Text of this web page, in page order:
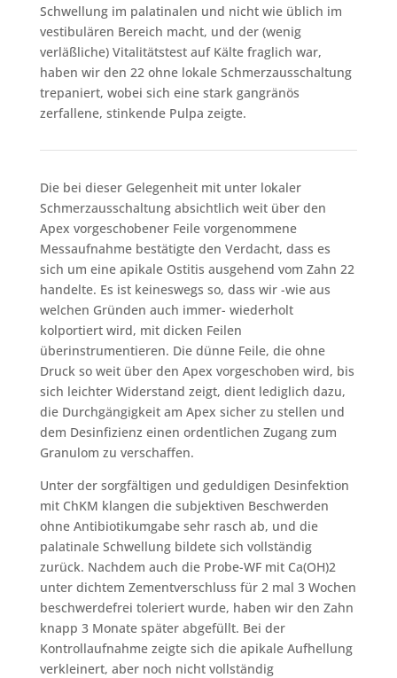
Schwellung im palatinalen und nicht wie üblich im
vestibulären Bereich macht, und der (wenig
verläßliche) Vitalitätstest auf Kälte fraglich war,
haben wir den 22 ohne lokale Schmerzausschaltung
trepaniert, wobei sich eine stark gangränös
zerfallene, stinkende Pulpa zeigte.
Die bei dieser Gelegenheit mit unter lokaler
Schmerzausschaltung absichtlich weit über den
Apex vorgeschobener Feile vorgenommene
Messaufnahme bestätigte den Verdacht, dass es
sich um eine apikale Ostitis ausgehend vom Zahn 22
handelte. Es ist keineswegs so, dass wir -wie aus
welchen Gründen auch immer- wiederholt
kolportiert wird, mit dicken Feilen
überinstrumentieren. Die dünne Feile, die ohne
Druck so weit über den Apex vorgeschoben wird, bis
sich leichter Widerstand zeigt, dient lediglich dazu,
die Durchgängigkeit am Apex sicher zu stellen und
dem Desinfizienz einen ordentlichen Zugang zum
Granulom zu verschaffen.
Unter der sorgfältigen und geduldigen Desinfektion
mit ChKM klangen die subjektiven Beschwerden
ohne Antibiotikumgabe sehr rasch ab, und die
palatinale Schwellung bildete sich vollständig
zurück. Nachdem auch die Probe-WF mit Ca(OH)2
unter dichtem Zementverschluss für 2 mal 3 Wochen
beschwerdefrei toleriert wurde, haben wir den Zahn
knapp 3 Monate später abgefüllt. Bei der
Kontrollaufnahme zeigte sich die apikale Aufhellung
verkleinert, aber noch nicht vollständig